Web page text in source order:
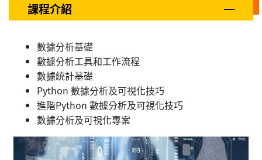
課程介紹
數據分析基礎
數據分析工具和工作流程
數據統計基礎
Python 數據分析及可視化技巧
進階Python 數據分析及可視化技巧
數據分析及可視化專案